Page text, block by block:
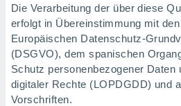
zur
stellen.
die
und
FORTFAHREN
EINSTELLUNGEN
Die Verarbeitung der über diese
erfolgt in Übereinstimmung mit
Europäischen Datenschutz-
(DSGVO), dem spanischen
Schutz personenbezogener Daten
digitaler Rechte (LOPDGDD) und
Vorschriften.